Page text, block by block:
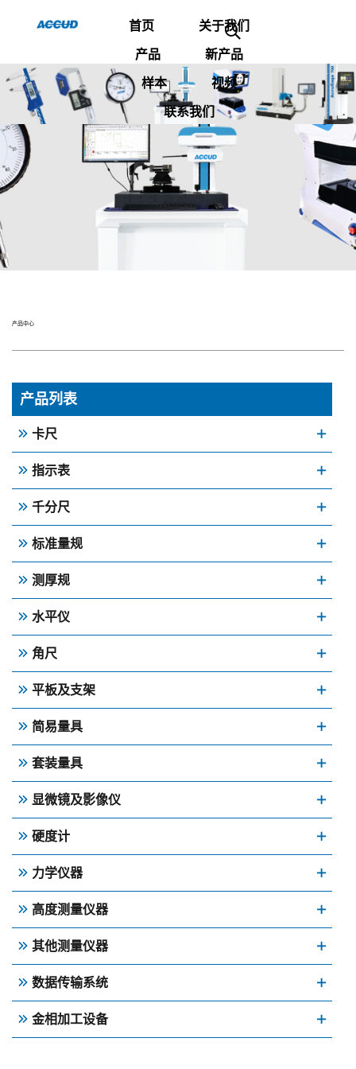
首页 关于我们
产品 新产品
样本 视频
联系我们
产品中心
产品列表
卡尺
指示表
千分尺
标准量规
测厚规
水平仪
角尺
平板及支架
简易量具
套装量具
显微镜及影像仪
硬度计
力学仪器
高度测量仪器
其他测量仪器
数据传输系统
金相加工设备